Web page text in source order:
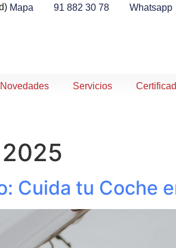
Mapa 91 882 30 78 Whatsapp
Novedades Servicios
Cuida tu Coche